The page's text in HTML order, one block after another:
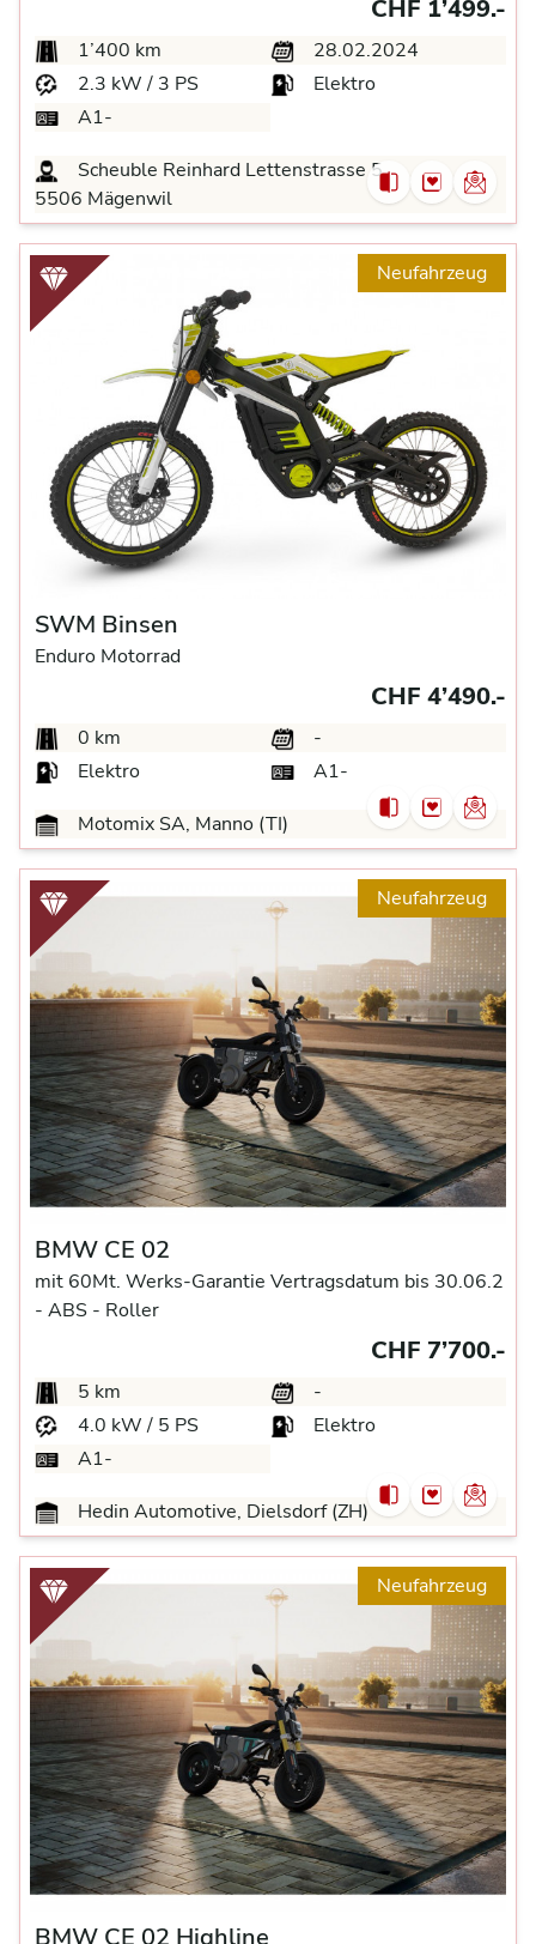
CHF 1’499.-
1’400 km
28.02.2024
2.3 kW / 3 PS
Elektro
A1-
Scheuble Reinhard Lettenstrasse 5
5506 Mägenwil
Neufahrzeug
SWM Binsen
Enduro Motorrad
CHF 4’490.-
0 km
-
Elektro
A1-
Motomix SA, Manno (TI)
Neufahrzeug
BMW CE 02
mit 60Mt. Werks-Garantie Vertragsdatum bis 30.06.2
- ABS - Roller
CHF 7’700.-
5 km
-
4.0 kW / 5 PS
Elektro
A1-
Hedin Automotive, Dielsdorf (ZH)
Neufahrzeug
BMW CE 02 Highline